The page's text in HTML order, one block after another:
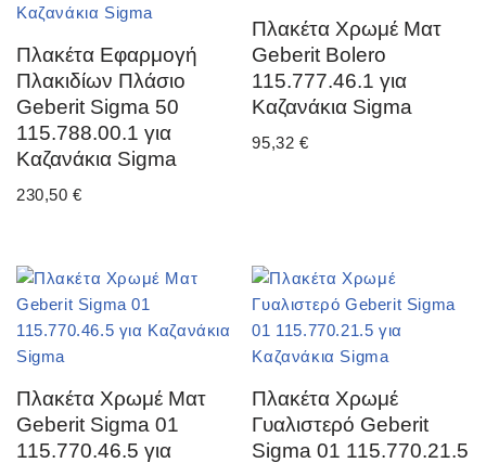
Πλακέτα Εφαρμογή
Πλακιδίων Πλάσιο
Geberit Sigma 50
115.788.00.1 για
Καζανάκια Sigma
230,50€
Πλακέτα Χρωμέ Ματ
Geberit Bolero
115.777.46.1 για
Καζανάκια Sigma
95,32 €
Πλακέτα Χρωμέ Ματ
Geberit Sigma 01
115.770.46.5 για
Πλακέτα Χρωμέ
Γυαλιστερό Geberit
Sigma 01 115.770.21.5